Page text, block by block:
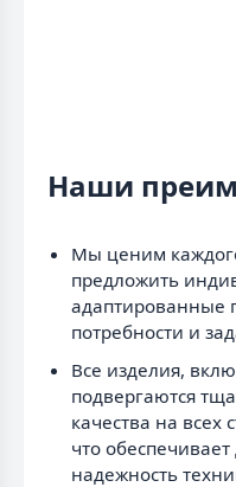
Наши
Мы ценим
предложить
адаптированные
потребности и
Все изделия,
подвергаются
качества на всех
что
надежность